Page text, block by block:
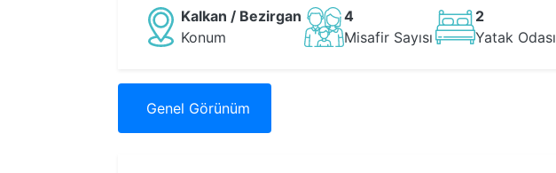
Kalkan / Bezirgan
Konum
4
Misafir Sayısı
2
Yatak Odası
Genel Görünüm